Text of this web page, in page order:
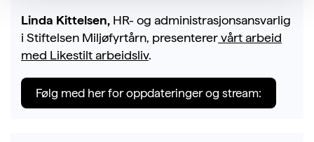
Linda Kittelsen, HR- og administrasjonsansvarlig
i Stiftelsen Miljøfyrtårn, presenterervårt arbeid
med Likestilt arbeidsliv.
Følg med her for oppdateringer og stream: